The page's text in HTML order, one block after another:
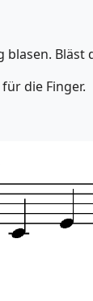
die Finger.